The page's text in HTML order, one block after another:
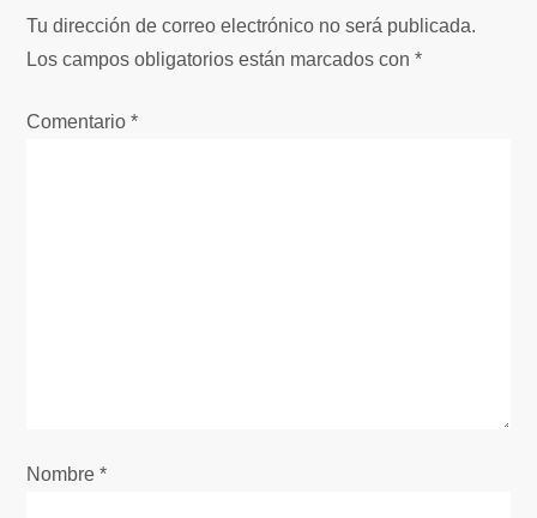
g
a
c
e
Tu dirección de correo electrónico no será publicada.
Los campos obligatorios están marcados con*
Comentario*
Nombre*